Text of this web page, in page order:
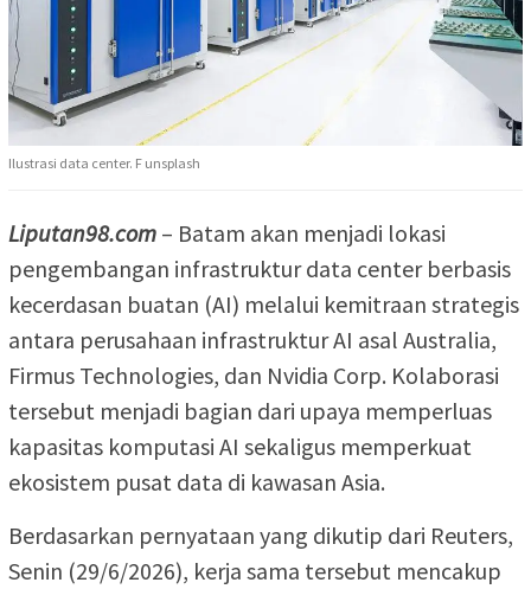
Ilustrasi data center. F unsplash
Liputan98.com – Batam akan menjadi lokasi
pengembangan infrastruktur data center berbasis
kecerdasan buatan (AI) melalui kemitraan strategis
antara perusahaan infrastruktur AI asal Australia,
Firmus Technologies, dan Nvidia Corp. Kolaborasi
tersebut menjadi bagian dari upaya memperluas
kapasitas komputasi AI sekaligus memperkuat
ekosistem pusat data di kawasan Asia.
Berdasarkan pernyataan yang dikutip dari Reuters,
Senin (29/6/2026), kerja sama tersebut mencakup